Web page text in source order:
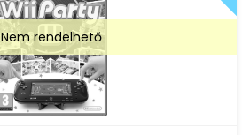
Nem rendelhető